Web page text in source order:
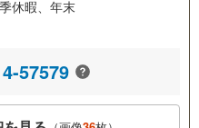
休暇、年末
57579